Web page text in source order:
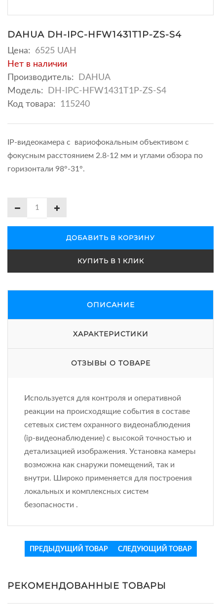
DAHUA DH-IPC-HFW1431T1P-ZS-S4
Цена:
6525 UAH
Нет в наличии
Производитель:
DAHUA
Модель:
DH-IPC-HFW1431T1P-ZS-S4
Код товара:
115240
IP-видеокамера с вариофокальным объективом с
фокусным расстоянием 2.8-12 мм и углами обзора по
горизонтали 98°-31°.
ДОБАВИТЬ В КОРЗИНУ
КУПИТЬ В 1 КЛИК
ОПИСАНИЕ
ХАРАКТЕРИСТИКИ
ОТЗЫВЫ О ТОВАРЕ
Используется для контроля и оперативной
реакции на происходящие события в составе
сетевых систем охранного видеонаблюдения
(ip-видеонаблюдение) с высокой точностью и
детализацией изображения. Установка камеры
возможна как снаружи помещений, так и
внутри. Широко применяется для построения
локальных и комплексных систем
безопасности .
ПРЕДЫДУЩИЙ ТОВАР СЛЕДУЮЩИЙ ТОВАР
РЕКОМЕНДОВАННЫЕ ТОВАРЫ